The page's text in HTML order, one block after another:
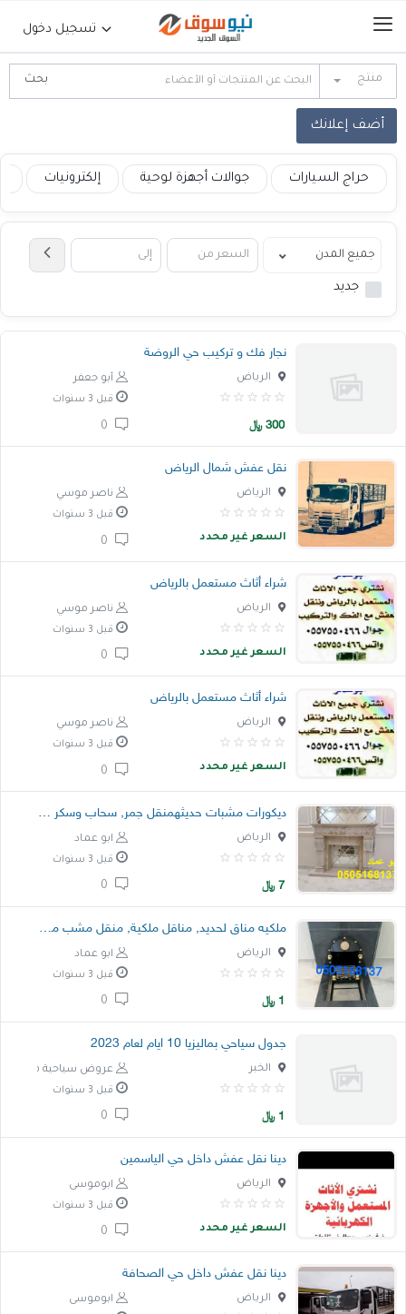
تسجيل دخول
الرئيسية
حراج السيارات
جوالات أجهزة لوحية
إلكترونيات
عقارات
أثاث وديكورات
المدونة
إتصل بنا
اتفاقية الاستخدام
الشروط & السياسات
تسجيل دخول
التسجيل في الموقع
منتج
أضف إعلانك
حراج السيارات جوالات أجهزة لوحية إلكترونيات
جديد
نجار فك و تركيب حي الروضة
أبو جعفر الرياض
قبل 3 سنوات
300 ﷼
نقل عفش شمال الرياض
ناصر موسي الرياض
قبل 3 سنوات
السعر غير محدد
شراء أثاث مستعمل بالرياض
ناصر موسي الرياض
قبل 3 سنوات
السعر غير محدد
شراء أثاث مستعمل بالرياض
ناصر موسي الرياض
قبل 3 سنوات
السعر غير محدد
ديكورات مشبات حديثهمنقل جمر, سحاب وسكر حديد,
ابو عماد الرياض
قبل 3 سنوات
7 ﷼
ملكيه مناق لحديد, مناقل ملكية, منقل مشب مشبات
ابو عماد الرياض
قبل 3 سنوات
1 ﷼
جدول سياحي بماليزيا 10 ايام لعام 2023
عروض سياحية في الخبر
قبل 3 سنوات
1 ﷼
دينا نقل عفش داخل حي الياسمين
ابوموسى الرياض
قبل 3 سنوات
السعر غير محدد
دينا نقل عفش داخل حي الصحافة
ابوموسى الرياض